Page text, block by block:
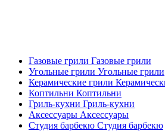
Газовые грили Газовые грили
Угольные грили Угольные грили
Керамические грили
Коптильни Коптильни
Гриль-кухни Гриль-кухни
Аксессуары Аксессуары
Студия барбекю Студия барбекю